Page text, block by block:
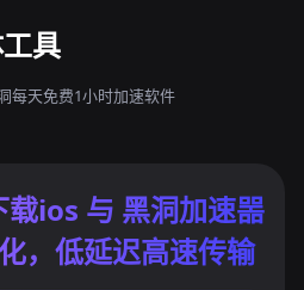
具
每天免费1小时加速软件
ios 与 黑洞加速噐
，低延迟高速传输